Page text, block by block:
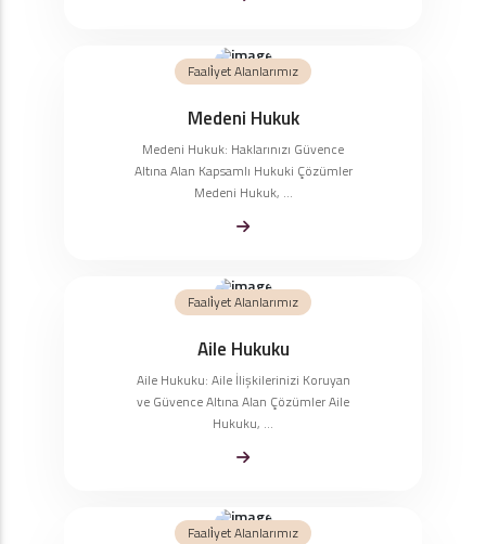
Faali̇yet Alanlarımız
Medeni Hukuk
Medeni Hukuk: Haklarınızı Güvence
Altına Alan Kapsamlı Hukuki Çözümler
Medeni Hukuk, ...
Faali̇yet Alanlarımız
Aile Hukuku
Aile Hukuku: Aile İlişkilerinizi Koruyan
ve Güvence Altına Alan Çözümler Aile
Hukuku, ...
Faali̇yet Alanlarımız